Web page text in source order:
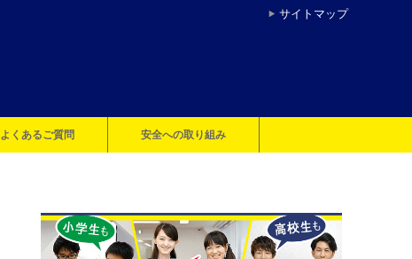
よくあるご質問 安全への取り組み
サイトマップ